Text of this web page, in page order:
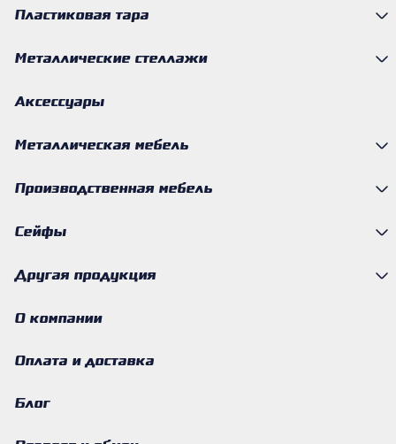
Пластиковая тара
Металлические стеллажи
Аксессуары
Металлическая мебель
Производственная мебель
Сейфы
Другая продукция
О компании
Оплата и доставка
Блог